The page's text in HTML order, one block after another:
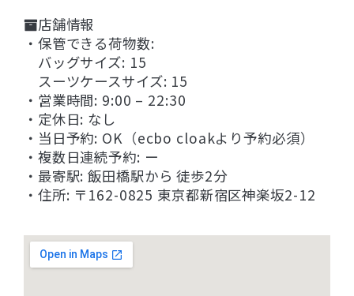
店舗情報
・保管できる荷物数:
バッグサイズ: 15
スーツケースサイズ: 15
・営業時間: 9:00 – 22:30
・定休日: なし
・当日予約: OK（ecbo cloakより予約必須）
・複数日連続予約: ー
・最寄駅: 飯田橋駅から 徒歩2分
・住所: 〒162-0825 東京都新宿区神楽坂2-12